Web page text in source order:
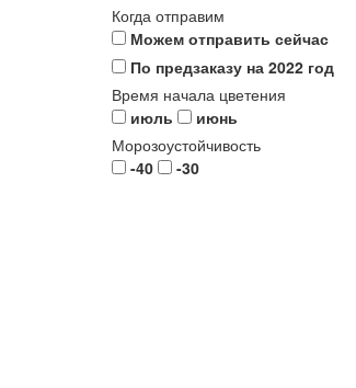
Когда отправим
Можем отправить сейчас
По предзаказу на 2022 год
Время начала цветения
июль
июнь
Морозоустойчивость
-40
-30